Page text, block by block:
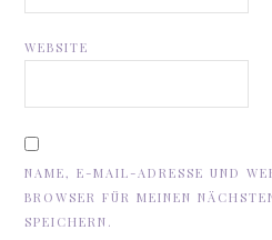
WEBSITE
NAME, E-MAIL-ADRESSE UND
BROWSER FÜR MEINEN
SPEICHERN.